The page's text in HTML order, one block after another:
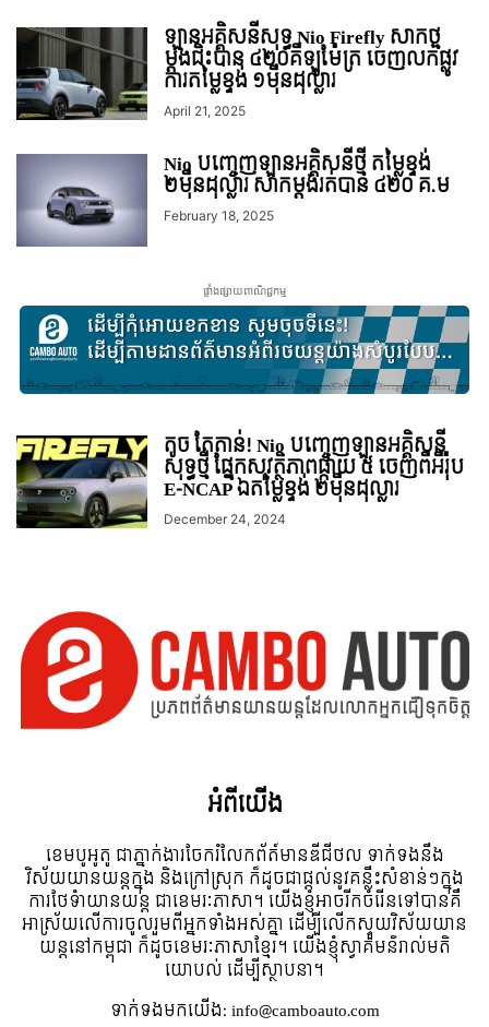
ឡានអគ្គិសនីសុទ្ធ Nio Firefly សាកថ្ម
ម្តងជិះបាន ៤២០គីឡូម៉ែត្រ ចេញលក់ផ្លូវ
ការតម្លៃខ្ទង់ ១មុឺនដុល្លារ
April 21, 2025
Nio បញ្ចេញឡានអគ្គិសនីថ្មី តម្លៃខ្ទង់
២មុឺនដុល្លារ សាកម្តងរត់បាន ៤២០ គ.ម
February 18, 2025
ផ្ទាំងផ្សាយពាណិជ្ជកម្ម
តូច តែតាន់! Nio បញ្ចេញឡានអគ្គិសនី
សុទ្ធថ្មី ផ្នែកសុវត្ថិភាពផ្កាយ ៥ ចេញពីអឺរ៉ុប
E-NCAP ឯតម្លៃខ្ទង់ ២មុឺនដុល្លារ
December 24, 2024
អំពី​យើង
ខេមបូអូតូ ជាភ្នាក់ងារចែករំលែកព័ត៍មានឌីជីថល ទាក់ទងនឹង
វិស័យយានយន្តក្នុង និងក្រៅស្រុក ក៏ដូចជាផ្តល់នូវគន្លឹះសំខាន់ៗក្នុង
ការថែទំាយានយន្ត ជាខេមរៈភាសា។ យើងខ្ញុំអាចរីកចំរើនទៅបានគឺ
អាស្រ័យលើការចូលរួមពីអ្នកទាំងអស់គ្នា ដើម្បីលើកស្ទួយវិស័យយាន
យន្តនៅកម្ពុជា ក៏ដូចខេមរៈភាសាខ្មែរ។ យើងខ្ញុំស្វាគមន៌រាល់មតិ
យោបល់ ដើម្បីស្ថាបនា។
ទាក់ទង​មក​យើង:info@camboauto.com